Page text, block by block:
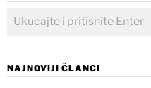
NAJNOVIJI ČLANCI